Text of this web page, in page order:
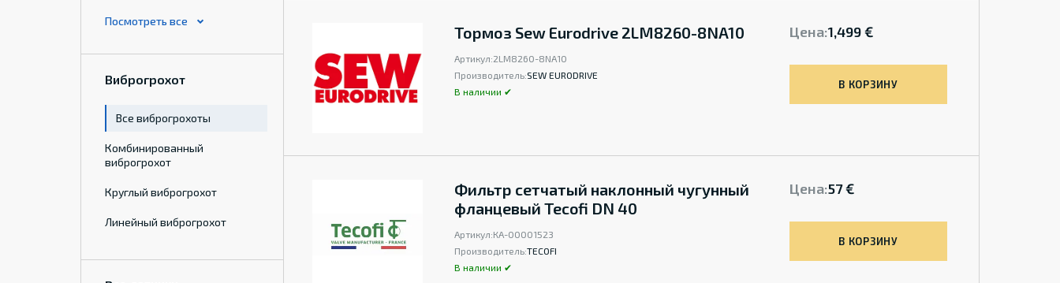
Виброгрохот
Все виброгрохоты
Комбинированный
виброгрохот
Круглый виброгрохот
Линейный виброгрохот
Тормоз Sew Eurodrive 2LM8260-8NA10
Артикул:2LM8260-8NA10
Производитель:SEW EURODRIVE
В наличии ✔
Цена:1,499 €
В КОРЗИНУ
Фильтр сетчатый наклонный чугунный
фланцевый Tecofi DN 40
Артикул:КА-00001523
Производитель:TECOFI
В наличии ✔
Цена:57 €
В КОРЗИНУ